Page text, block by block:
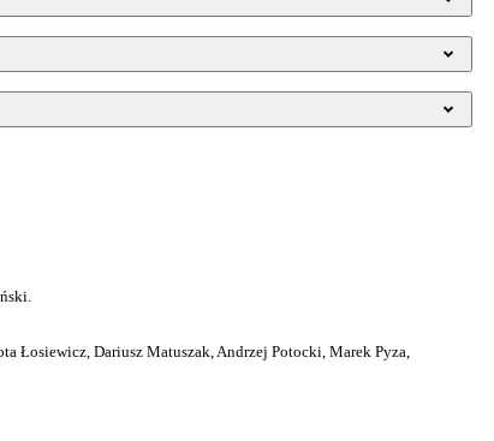
Łosiewicz, Dariusz Matuszak, Andrzej Potocki, Marek Pyza,